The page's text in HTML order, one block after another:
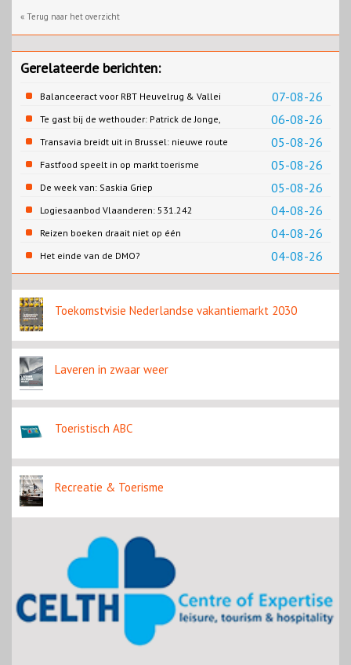
« Terug naar het overzicht
Gerelateerde berichten:
07-08-26
Balanceeract voor RBT Heuvelrug & Vallei
06-08-26
Te gast bij de wethouder: Patrick de Jonge,
Gemeente Emmen
05-08-26
Transavia breidt uit in Brussel: nieuwe route
naar Porto
05-08-26
Fastfood speelt in op markt toerisme
05-08-26
De week van: Saskia Griep
04-08-26
Logiesaanbod Vlaanderen: 531.242
slaapplaatsen
04-08-26
Reizen boeken draait niet op één
contentbron
04-08-26
Het einde van de DMO?
Toekomstvisie Nederlandse vakantiemarkt 2030
Laveren in zwaar weer
Toeristisch ABC
Recreatie & Toerisme